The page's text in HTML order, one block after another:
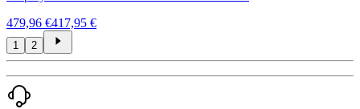
479,96 €417,95 €
1 2